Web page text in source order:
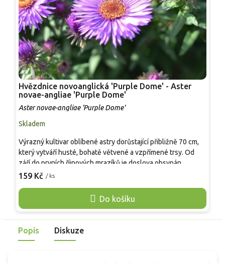
Hvězdnice novoanglická 'Purple Dome' - Aster
novae-angliae 'Purple Dome'
Aster novae-angliae 'Purple Dome'
Skladem
159 Kč / ks
Do košíku
Výrazný kultivar oblíbené astry dorůstající přibližně 70 cm,
který vytváří husté, bohatě větvené a vzpřímené trsy. Od
září do prvních říjnových mrazíků je doslova obsypán
množstvím sytě fialových paprskovitých květů s jasně
na podzim. Úzké, tmavě zelené listy zvýrazňují květy.
Vhodná je do skupinových výsadeb i jako solitéra, je
Popis Diskuze